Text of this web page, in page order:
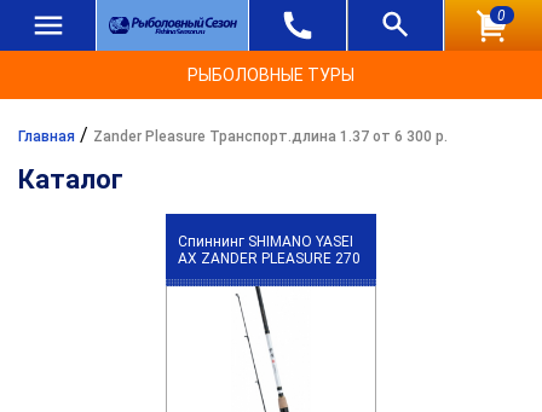
0
РЫБОЛОВНЫЕ ТУРЫ
Главная / Zander Pleasure Транспорт.длина 1.37 от 6 300 р.
Каталог
Спиннинг SHIMANO YASEI
АХ ZANDER PLEASURE 270